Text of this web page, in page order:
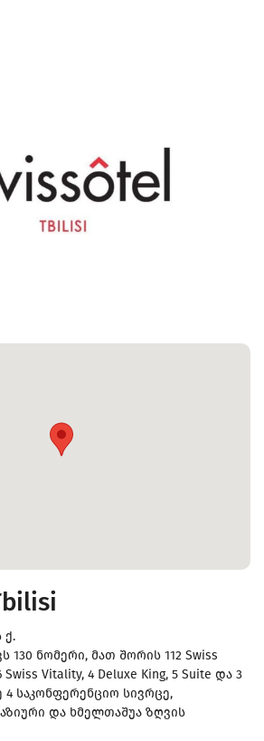
ქ.
130 ნომერი, მათ შორის 112 Swiss
Swiss Vitality, 4 Deluxe King, 5 Suite და 3
4 საკონფერენციო სივრცე,
და ხმელთაშუა ზღვის